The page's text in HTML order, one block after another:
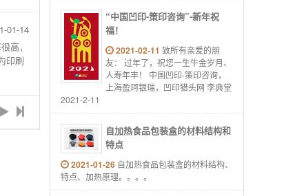
01-14
高，
印刷
“中国凹印-策印咨询”-新年祝
福！
2021-02-11 致所有亲爱的朋
友： 过年了，祝您一生牛金岁月、
人寿年丰！ 中国凹印-策印咨询，
上海盈珂银瑞，凹印猎头网 李典堂
2021-2-11
自加热食品包装盒的材料结构和
特点
2021-01-26 自加热食品包装盒的材料结构、
特点、加热原理。。。。